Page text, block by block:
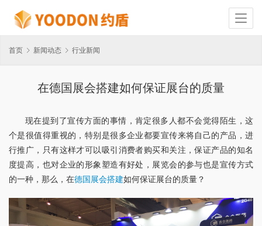
首页 新闻动态 行业新闻
在德国展会搭建如何保证展台的质量
现在提到了宣传方面的事情，肯定很多人都不会觉得陌生，这
个是很值得重视的，特别是很多企业都要宣传来将自己的产品，进
行推广，只有这样才可以吸引消费者购买和关注，保证产品的知名
度提高，也对企业的形象塑造有好处，展览会的参与也是宣传方式
的一种，那么，在德国展会搭建如何保证展台的质量？